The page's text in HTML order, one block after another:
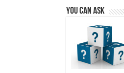
You can Ask